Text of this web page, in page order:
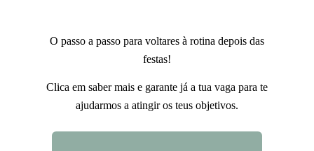
O passo a passo para voltares à rotina depois das
festas!
Clica em saber mais e garante já a tua vaga para te
ajudarmos a atingir os teus objetivos.